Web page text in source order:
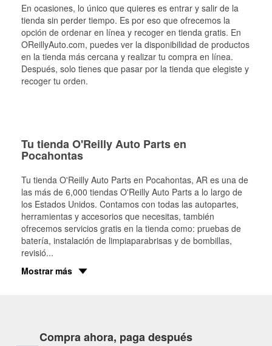
En ocasiones, lo único que quieres es entrar y salir de la
tienda sin perder tiempo. Es por eso que ofrecemos la
opción de ordenar en línea y recoger en tienda gratis. En
OReillyAuto.com, puedes ver la disponibilidad de productos
en la tienda más cercana y realizar tu compra en línea.
Después, solo tienes que pasar por la tienda que elegiste y
recoger tu orden.
Tu tienda O'Reilly Auto Parts en
Pocahontas
Tu tienda O'Reilly Auto Parts en Pocahontas, AR es una de
las más de 6,000 tiendas O'Reilly Auto Parts a lo largo de
los Estados Unidos. Contamos con todas las autopartes,
herramientas y accesorios que necesitas, también
ofrecemos servicios gratis en la tienda como: pruebas de
batería, instalación de limpiaparabrisas y de bombillas,
revisió...
Mostrar más
Compra ahora, paga después